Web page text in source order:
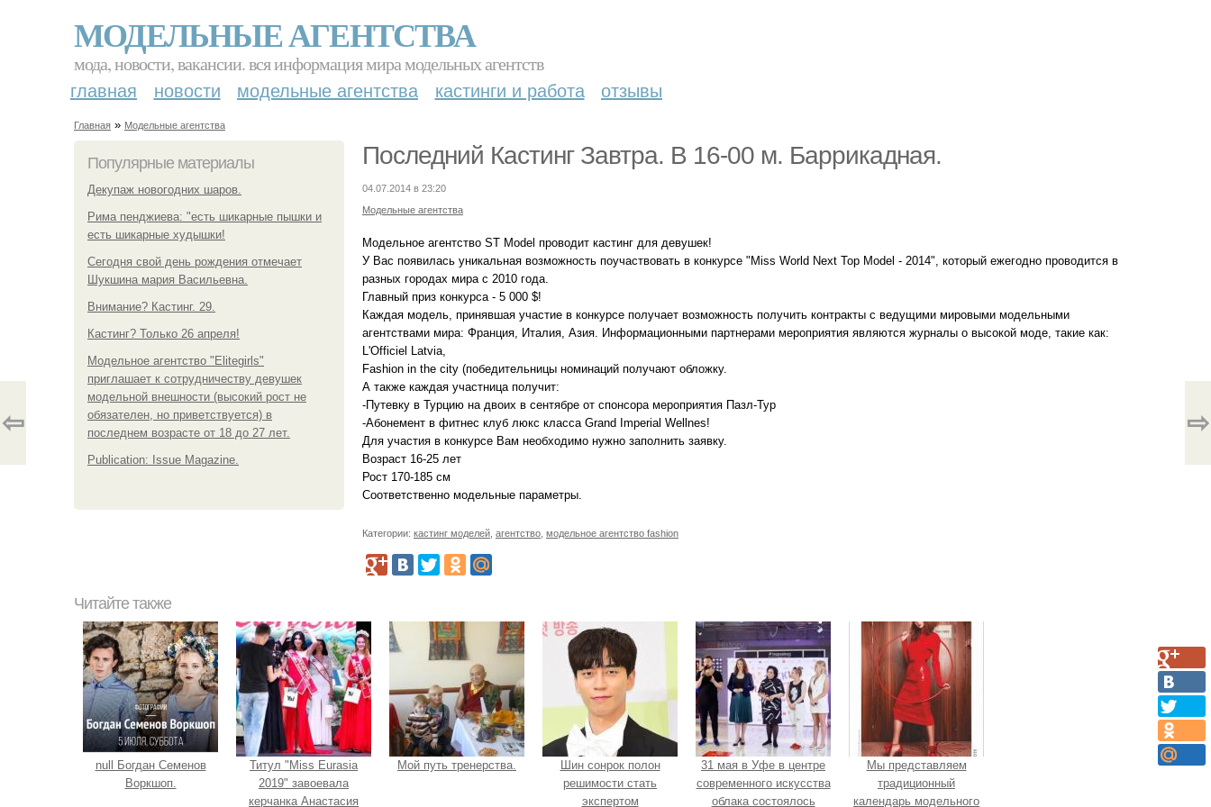
МОДЕЛЬНЫЕ АГЕНТСТВА
мода, новости, вакансии. вся информация мира модельных агентств
главная новости модельные агентства кастинги и работа отзывы
Главная » Модельные агентства
Популярные материалы
Декупаж новогодних шаров.
Рима пенджиева: "есть шикарные пышки и
есть шикарные худышки!
Сегодня свой день рождения отмечает
Шукшина мария Васильевна.
Внимание? Кастинг. 29.
Кастинг? Только 26 апреля!
Модельное агентство "Elitegirls"
приглашает к сотрудничеству девушек
модельной внешности (высокий рост не
обязателен, но приветствуется) в
последнем возрасте от 18 до 27 лет.
Publication: Issue Magazine.
Последний Кастинг Завтра. В 16-00 м. Баррикадная.
04.07.2014 в 23:20
Модельные агентства
Модельное агентство ST Model проводит кастинг для девушек!
У Вас появилась уникальная возможность поучаствовать в конкурсе "Miss World Next Top Model - 2014", который ежегодно проводится в
разных городах мира с 2010 года.
Главный приз конкурса - 5 000 $!
Каждая модель, принявшая участие в конкурсе получает возможность получить контракты с ведущими мировыми модельными
агентствами мира: Франция, Италия, Азия. Информационными партнерами мероприятия являются журналы о высокой моде, такие как:
L'Officiel Latvia,
Fashion in the city (победительницы номинаций получают обложку.
А также каждая участница получит:
-Путевку в Турцию на двоих в сентябре от спонсора мероприятия Пазл-Тур
-Абонемент в фитнес клуб люкс класса Grand Imperial Wellnes!
Для участия в конкурсе Вам необходимо нужно заполнить заявку.
Возраст 16-25 лет
Рост 170-185 см
Соответственно модельные параметры.
Категории: кастинг моделей агентство модельное агентство fashion
⇦ ⇨
Читайте также
null Богдан Семенов
Воркшоп.
Титул "Miss Eurasia
2019" завоевала
керчанка Анастасия
Мой путь тренерства.
Шин сонрок полон
решимости стать
экспертом
31 мая в Уфе в центре
современного искусства
облака состоялось
Мы представляем
традиционный
календарь модельного